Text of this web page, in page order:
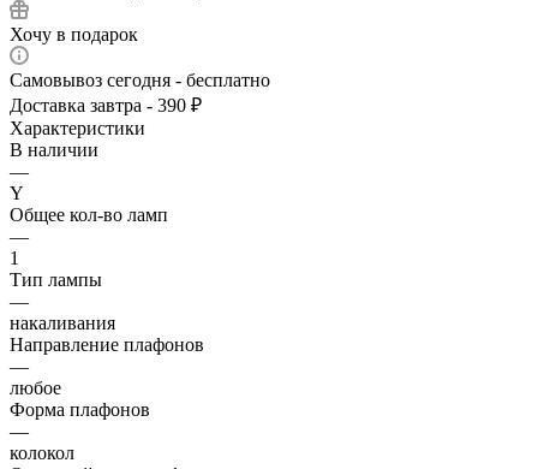
Хочу в подарок
Самовывоз сегодня - бесплатно
Доставка завтра - 390 ₽
Характеристики
В наличии
—
Y
Общее кол-во ламп
—
1
Тип лампы
—
накаливания
Направление плафонов
—
любое
Форма плафонов
—
колокол